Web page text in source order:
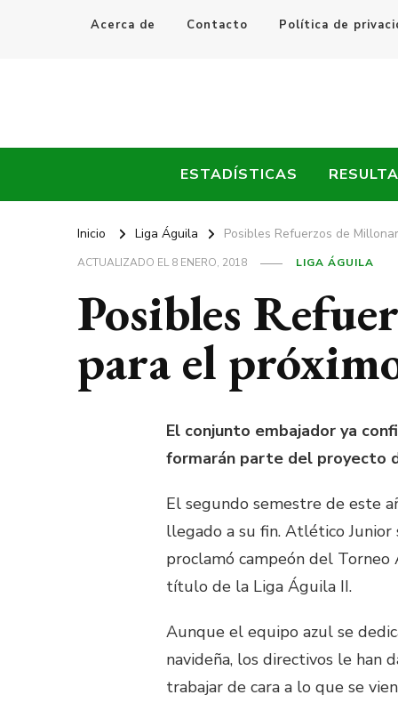
Acerca de Contacto Política de
Every Fútbol
ESTADÍSTICAS
Inicio Liga Águila Posibles Refuerzos de
ACTUALIZADO EL8 ENERO, 2018 LIGA ÁGUILA
Posibles
para el
El conjunto embajador ya
formarán parte del proyecto
El segundo semestre de este
llegado a su fin. Atlético Junior
proclamó campeón del
título de la Liga Águila II.
Aunque el equipo azul se
navideña, los directivos le han
trabajar de cara a lo que se